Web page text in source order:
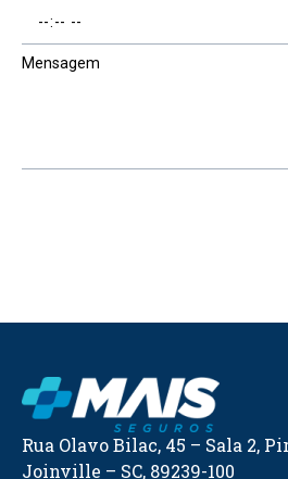
Mensagem
Rua Olavo Bilac, 45 – Sala 2,
Joinville – SC, 89239-100